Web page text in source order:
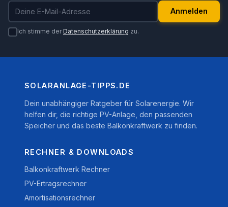
E-Mail-Adresse
Anmelden
Ich stimme derDatenschutzerklärung zu.
SOLARANLAGE-TIPPS.DE
Dein unabhängiger Ratgeber für Solarenergie. Wir
helfen dir, die richtige PV-Anlage, den passenden
Speicher und das beste Balkonkraftwerk zu finden.
RECHNER & DOWNLOADS
Balkonkraftwerk Rechner
PV-Ertragsrechner
Amortisationsrechner